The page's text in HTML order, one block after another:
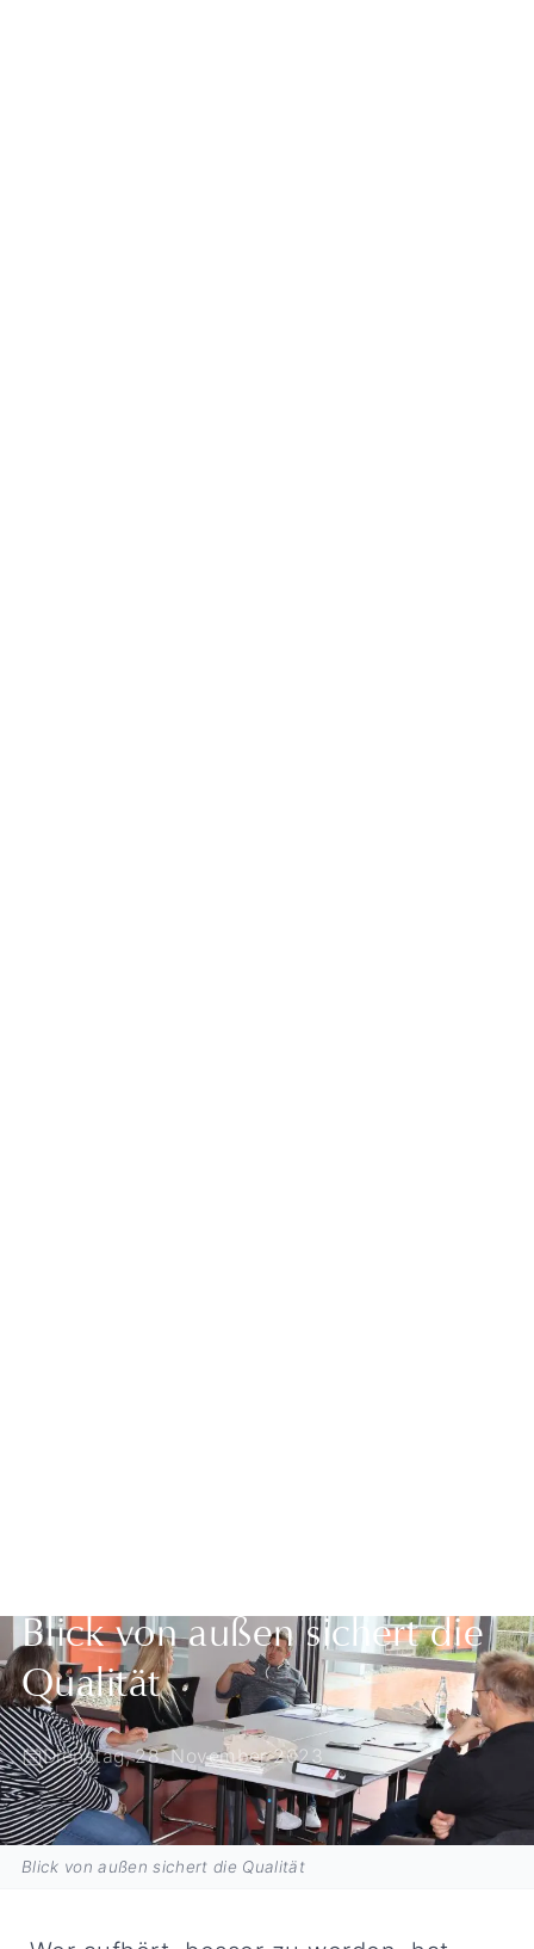
Blick von außen sichert die
Qualität
Dienstag, 28. November 2023
Blick von außen sichert die Qualität